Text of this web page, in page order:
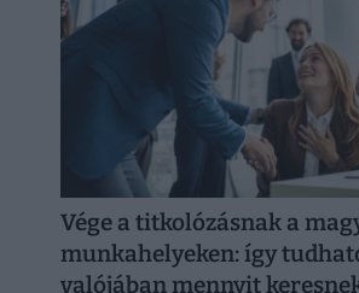
Vége a titkolózásnak a
munkahelyeken: így
valójában mennyit